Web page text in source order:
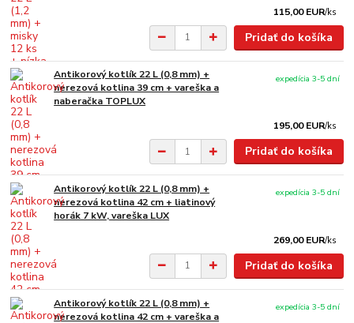
115,00 EUR/ks
Pridať do košíka
Antikorový kotlík 22 L (0,8 mm) +
nerezová kotlina 39 cm + vareška a
naberačka TOPLUX
195,00 EUR/ks
expedícia 3-5 dní
Pridať do košíka
Antikorový kotlík 22 L (0,8 mm) +
nerezová kotlina 42 cm + liatinový
horák 7 kW, vareška LUX
269,00 EUR/ks
expedícia 3-5 dní
Pridať do košíka
Antikorový kotlík 22 L (0,8 mm) +
nerezová kotlina 42 cm + vareška a
expedícia 3-5 dní